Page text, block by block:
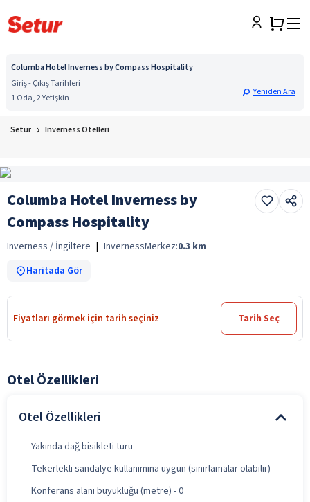
Columba Hotel Inverness by Compass Hospitality
Giriş - Çıkış Tarihleri
1 Oda, 2 Yetişkin
Yeniden Ara
Setur Inverness Otelleri
Columba Hotel Inverness by
Compass Hospitality
Inverness / İngiltere | InvernessMerkez:0.3 km
Haritada Gör
Fiyatları görmek için tarih seçiniz Tarih Seç
Otel Özellikleri
Otel Özellikleri
Yakında dağ bisikleti turu
Tekerlekli sandalye kullanımına uygun (sınırlamalar olabilir)
Konferans alanı büyüklüğü (metre) - 0